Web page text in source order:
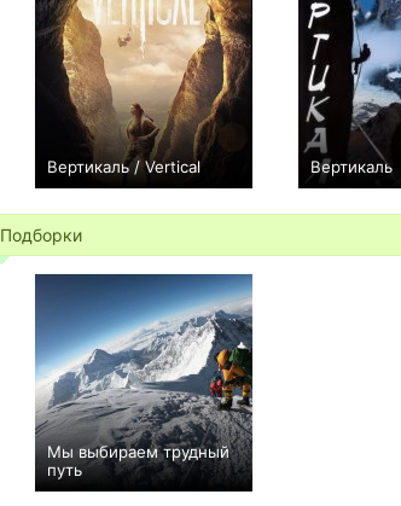
Вертикаль / Vertical
0
Вертикаль
0
Подборки
Мы выбираем трудный
путь
15